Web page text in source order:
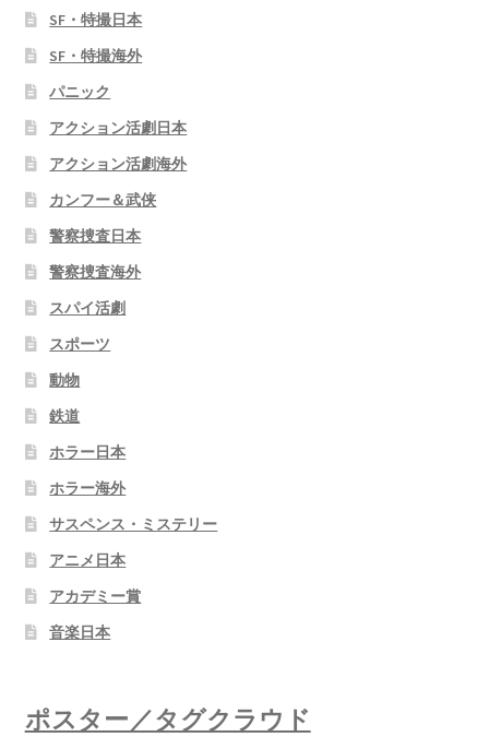
SF・特撮日本
SF・特撮海外
パニック
アクション活劇日本
アクション活劇海外
カンフー＆武侠
警察捜査日本
警察捜査海外
スパイ活劇
スポーツ
動物
鉄道
ホラー日本
ホラー海外
サスペンス・ミステリー
アニメ日本
アカデミー賞
音楽日本
ポスター／タグクラウド